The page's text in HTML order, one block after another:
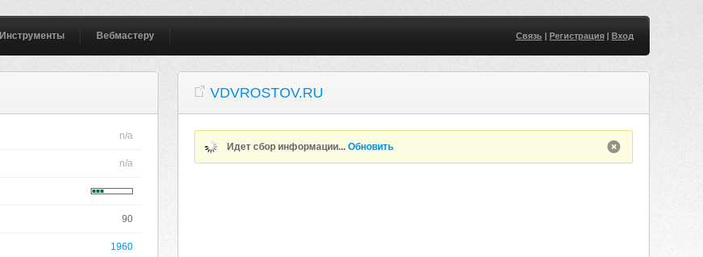
Инструменты Вебмастеру Связь| Регистрация| Вход
n/a
n/a
90
1960
VDVROSTOV.RU
Идет сбор информации...Обновить